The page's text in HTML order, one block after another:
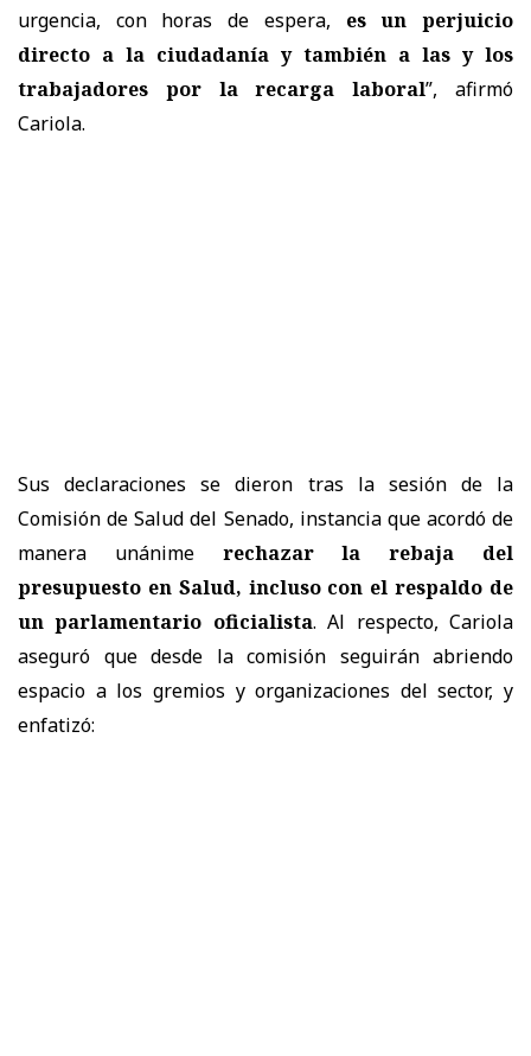
urgencia, con horas de espera, es un perjuicio
directo a la ciudadanía y también a las y los
trabajadores por la recarga laboral”, afirmó
Cariola.
Sus declaraciones se dieron tras la sesión de la
Comisión de Salud del Senado, instancia que acordó de
manera unánime rechazar la rebaja del
presupuesto en Salud, incluso con el respaldo de
un parlamentario oficialista. Al respecto, Cariola
aseguró que desde la comisión seguirán abriendo
espacio a los gremios y organizaciones del sector, y
enfatizó: